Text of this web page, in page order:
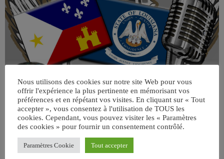
Nous utilisons des cookies sur notre site Web pour vous
offrir l'expérience la plus pertinente en mémorisant vos
préférences et en répétant vos visites. En cliquant sur « Tout
accepter », vous consentez à l'utilisation de TOUS les
cookies. Cependant, vous pouvez visiter les « Paramètres
des cookies » pour fournir un consentement contrôlé.
Paramètres Cookie Tout accepter